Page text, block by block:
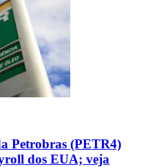
Petrobras (PETR4)
dos EUA; veja